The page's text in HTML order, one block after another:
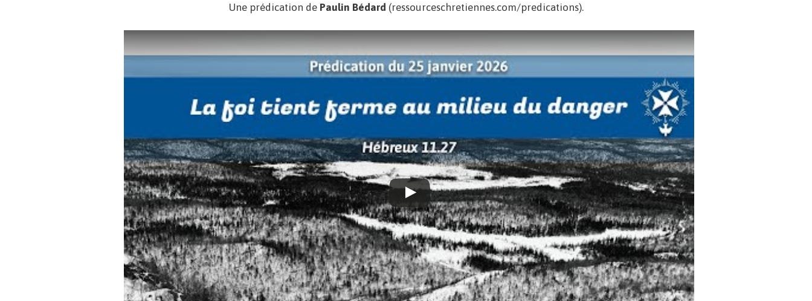
Une prédication de Paulin Bédard (ressourceschretiennes.com/predications).